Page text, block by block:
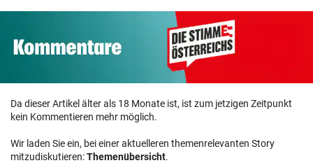
Da dieser Artikel älter als 18 Monate ist, ist zum jetzigen Zeitpunkt
kein Kommentieren mehr möglich.
Wir laden Sie ein, bei einer aktuelleren themenrelevanten Story
mitzudiskutieren:Themenübersicht.